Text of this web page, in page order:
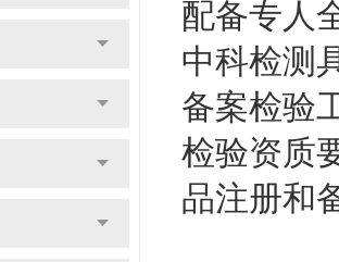
配备专人
中科检测
备案检验
检验资质
品注册和